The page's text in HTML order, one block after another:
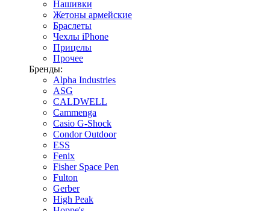
Нашивки
Жетоны армейские
Браслеты
Чехлы iPhone
Прицелы
Прочее
Бренды:
Alpha Industries
ASG
CALDWELL
Cammenga
Casio G-Shock
Condor Outdoor
ESS
Fenix
Fisher Space Pen
Fulton
Gerber
High Peak